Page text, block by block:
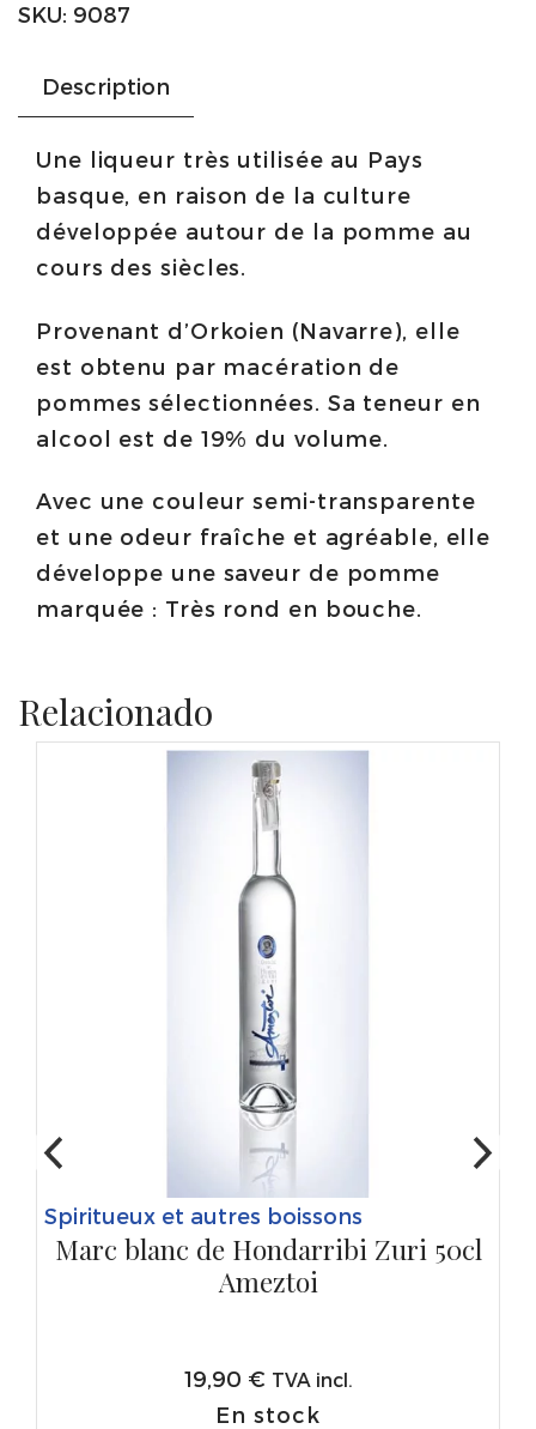
quantity
SKU: 9087
Description
Une liqueur très utilisée au Pays
basque, en raison de la culture
développée autour de la pomme au
cours des siècles.
Provenant d’Orkoien (Navarre), elle
est obtenu par macération de
pommes sélectionnées. Sa teneur en
alcool est de 19% du volume.
Avec une couleur semi-transparente
et une odeur fraîche et agréable, elle
développe une saveur de pomme
marquée : Très rond en bouche.
Relacionado
Spiritueux et autres boissons
Marc blanc de Hondarribi Zuri 50cl
Ameztoi
19,90 € TVA incl.
En stock